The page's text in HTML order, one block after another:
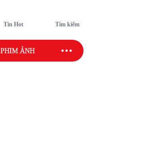
Tin Hot Tìm kiếm
PHIM ẢNH SAO SPORT